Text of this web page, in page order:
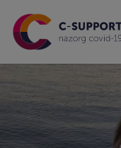
main
content